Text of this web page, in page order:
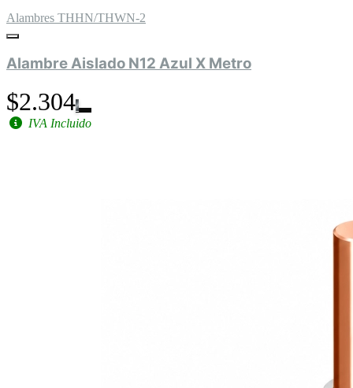
Alambres THHN/THWN-2
Alambre Aislado N12 Azul X Metro
$2.304
IVA Incluido